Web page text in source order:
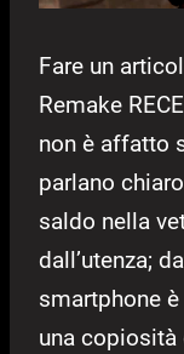
Fare un
Remake
non è affatto
parlano
saldo nella
dall’utenza;
smartphone
una